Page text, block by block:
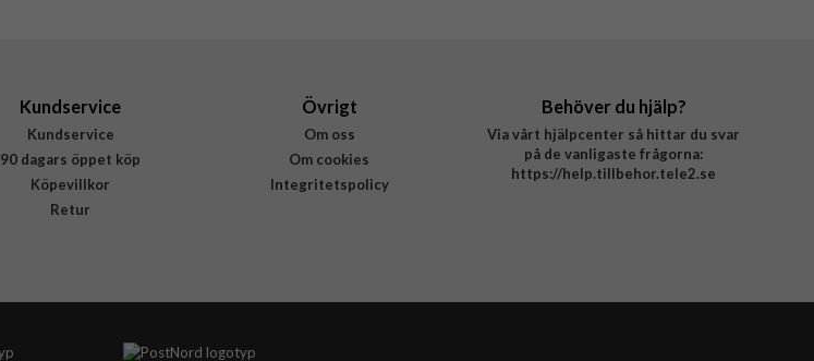
Kundservice
Kundservice
90 dagars öppet köp
Köpevillkor
Retur
Övrigt
Om oss
Om cookies
Integritetspolicy
Behöver du hjälp?
Via vårt hjälpcenter så hittar du svar
på de vanligaste frågorna:
https://help.tillbehor.tele2.se